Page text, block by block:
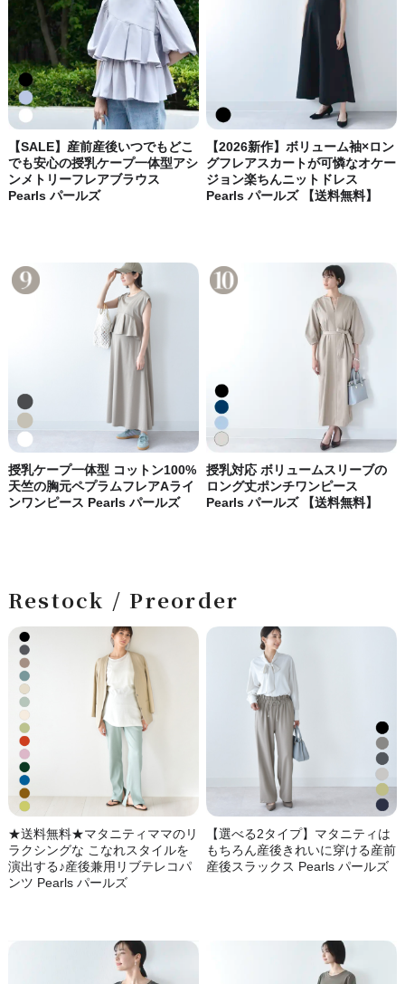
【SALE】産前産後いつでもどこ
でも安心の授乳ケープ一体型アシ
ンメトリーフレアブラウス
Pearls パールズ
【2026新作】ボリューム袖×ロン
グフレアスカートが可憐なオケー
ジョン楽ちんニットドレス
Pearls パールズ 【送料無料】
授乳ケープ一体型 コットン100%
天竺の胸元ペプラムフレアAライ
ンワンピース Pearls パールズ
授乳対応 ボリュームスリーブの
ロング丈ポンチワンピース
Pearls パールズ 【送料無料】
Restock / Preorder
★送料無料★マタニティママのリ
ラクシングな こなれスタイルを
演出する♪産後兼用リブテレコパ
ンツ Pearls パールズ
【選べる2タイプ】マタニティは
もちろん産後きれいに穿ける産前
産後スラックス Pearls パールズ